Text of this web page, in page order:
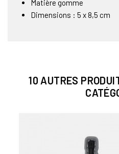
Matière gomme
Dimensions : 5 x 8,5 cm
10 AUTRES